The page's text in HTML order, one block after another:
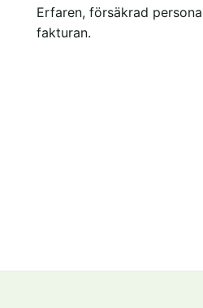
Erfaren, försäkrad
fakturan.